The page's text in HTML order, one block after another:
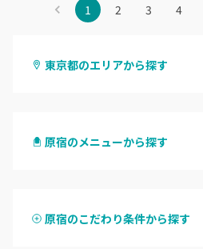
1 2 3 4
東京都のエリアから探す
原宿
原宿のメニューから探す
ハンドスカルプ
原宿のこだわり条件から探す